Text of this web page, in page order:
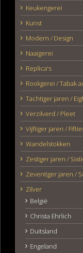
Keukengerei
Kunst
Modern / Design
Naaigerei
Replica's
Rookgerei / Tabak
Tachtiger jaren /
Verzilverd / Pleet
Vijftiger jaren /
Wandelstokken
Zestiger jaren /
Zeventiger jaren /
Zilver
België
Christa Ehrlich
Duitsland
Engeland